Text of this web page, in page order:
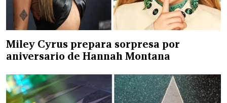
Miley Cyrus prepara sorpresa por
aniversario de Hannah Montana